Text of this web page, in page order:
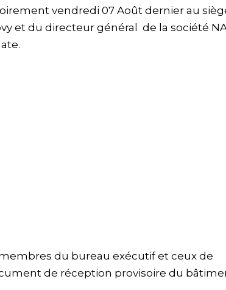
vendredi 07 Août dernier au
et du directeur général de la société
du bureau exécutif et ceux de
de réception provisoire du